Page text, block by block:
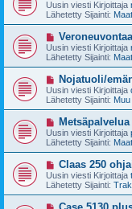
e
s
t
s
i
v
e
s
t
Uusin viesti Kirjoittaja
Lähetetty Sijainti:
U
u
s
i
v
e
s
t
Uusin viesti Kirjoittaja
Lähetetty Sijainti:
U
u
s
i
v
e
s
t
Nojatuoli/
Uusin viesti Kirjoittaja
Lähetetty Sijainti:
U
u
s
i
e
s
t
Uusin viesti Kirjoittaja
Lähetetty Sijainti:
U
u
s
i
Claas 250
Uusin viesti Kirjoittaja
Lähetetty Sijainti:
UCase 5130